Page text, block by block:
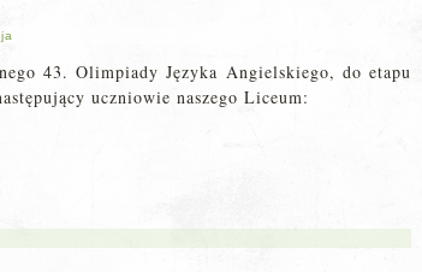
43. Olimpiady Języka Angielskiego, do etapu
uczniowie naszego Liceum: